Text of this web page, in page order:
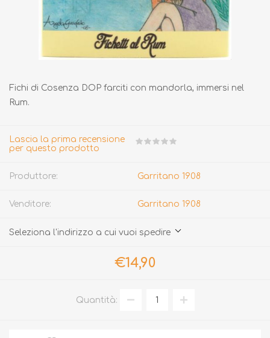
Fichi di Cosenza DOP farciti con mandorla, immersi nel
Rum.
Lascia la prima recensione
per questo prodotto
Produttore: Garritano 1908
Venditore: Garritano 1908
Seleziona l'indirizzo a cui vuoi spedire
€14,90
Quantità: